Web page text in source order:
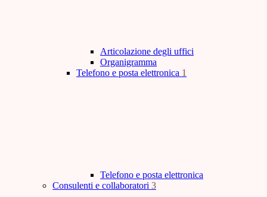
Articolazione degli uffici
Organigramma
Telefono e posta elettronica 1
Telefono e posta elettronica
Consulenti e collaboratori 3